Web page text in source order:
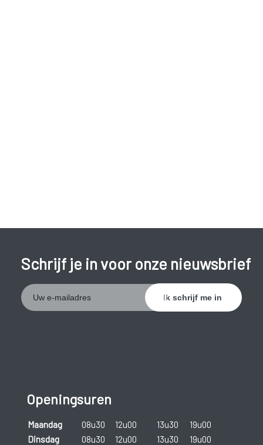
Schrijf je in voor onze nieuwsbrief
Openingsuren
Maandag 08u30 12u00 13u30
19u00
Dinsdag
08u30 12u00 13u30
19u00